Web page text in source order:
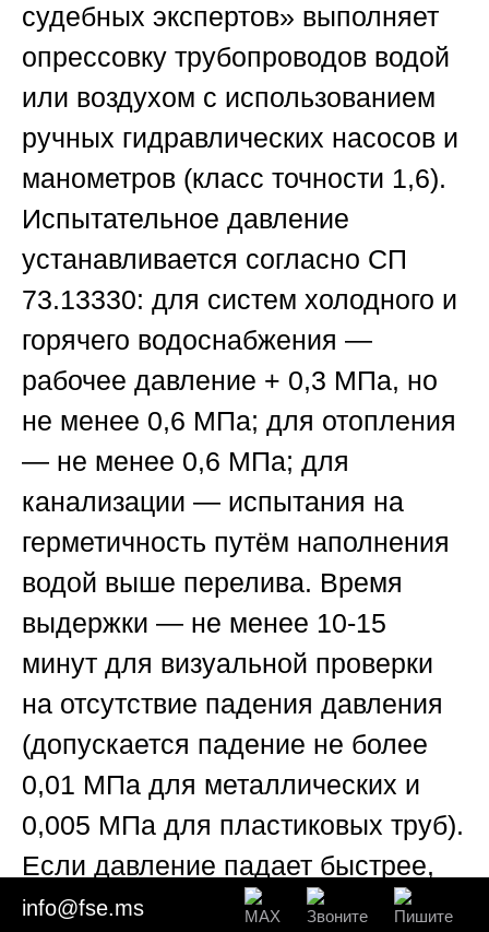
судебных экспертов» выполняет
опрессовку трубопроводов водой
или воздухом с использованием
ручных гидравлических насосов и
манометров (класс точности 1,6).
Испытательное давление
устанавливается согласно СП
73.13330: для систем холодного и
горячего водоснабжения —
рабочее давление + 0,3 МПа, но
не менее 0,6 МПа; для отопления
— не менее 0,6 МПа; для
канализации — испытания на
герметичность путём наполнения
водой выше перелива. Время
выдержки — не менее 10-15
минут для визуальной проверки
на отсутствие падения давления
(допускается падение не более
0,01 МПа для металлических и
0,005 МПа для пластиковых труб).
Если давление падает быстрее,
это указывает на утечку. Эксперт
info@fse.ms